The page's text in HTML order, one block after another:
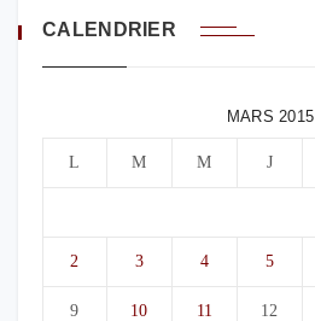
CALENDRIER
MARS 2015
L M M J
2 3 4 5
9 10 11 12